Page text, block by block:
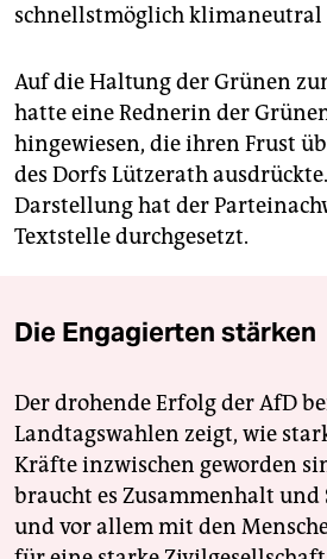
schnellstmöglich klimaneutral
Auf die Haltung der Grünen
hatte eine Rednerin der
hingewiesen, die ihren Frust
des Dorfs Lützerath
Darstellung hat der
Textstelle durchgesetzt.
Die Engagierten stärken
Der drohende Erfolg der AfD
Landtagswahlen zeigt, wie
Kräfte inzwischen geworden
braucht es Zusammenhalt
und vor allem mit den